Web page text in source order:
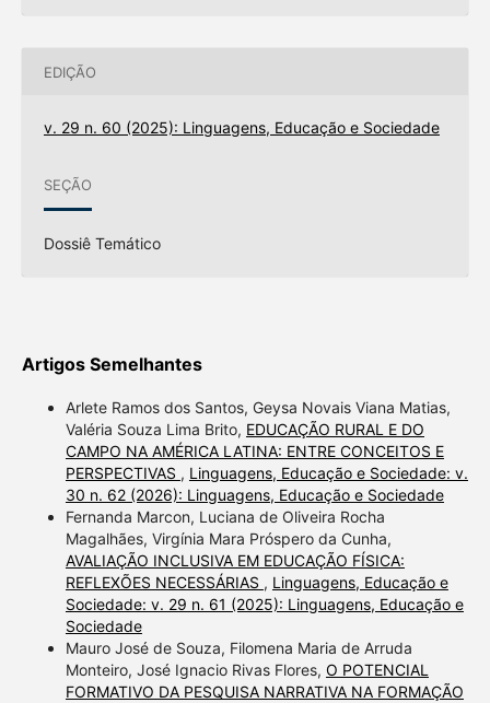
EDIÇÃO
v. 29 n. 60 (2025): Linguagens, Educação e Sociedade
SEÇÃO
Dossiê Temático
Artigos Semelhantes
Arlete Ramos dos Santos, Geysa Novais Viana Matias,
Valéria Souza Lima Brito, EDUCAÇÃO RURAL E DO
CAMPO NA AMÉRICA LATINA: ENTRE CONCEITOS E
PERSPECTIVAS , Linguagens, Educação e Sociedade: v.
30 n. 62 (2026): Linguagens, Educação e Sociedade
Fernanda Marcon, Luciana de Oliveira Rocha
Magalhães, Virgínia Mara Próspero da Cunha,
AVALIAÇÃO INCLUSIVA EM EDUCAÇÃO FÍSICA:
REFLEXÕES NECESSÁRIAS , Linguagens, Educação e
Sociedade: v. 29 n. 61 (2025): Linguagens, Educação e
Sociedade
Mauro José de Souza, Filomena Maria de Arruda
Monteiro, José Ignacio Rivas Flores, O POTENCIAL
FORMATIVO DA PESQUISA NARRATIVA NA FORMAÇÃO